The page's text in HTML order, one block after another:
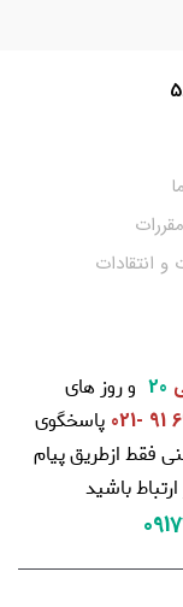
و انتقادات
و روز های
پاسخگوی
فقط ازطریق پیام
باشید